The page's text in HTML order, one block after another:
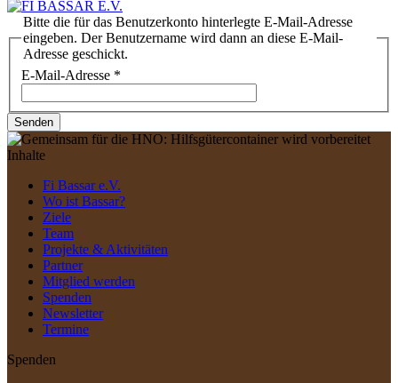
Bitte die für das Benutzerkonto hinterlegte E-Mail-Adresse
eingeben. Der Benutzername wird dann an diese E-Mail-
Adresse geschickt.
E-Mail-Adresse *
Senden
Inhalte
Fi Bassar e.V.
Wo ist Bassar?
Ziele
Team
Projekte & Aktivitäten
Partner
Mitglied werden
Spenden
Newsletter
Termine
Spenden